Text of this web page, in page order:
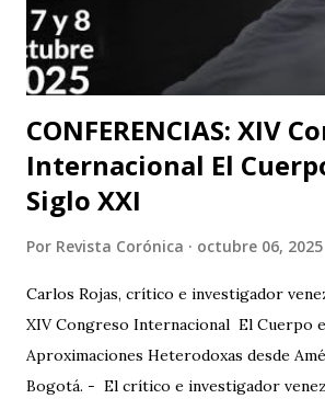
decisión que, por supuesto, no
respeto. Así es como suele decirse, con
que me ll...
CONFERENCIAS: XIV
Internacional El
Siglo XXI
Por Revista Corónica octubre 06, 2025
Carlos Rojas, crítico e investigador
XIV Congreso Internacional El Cuerpo
Aproximaciones Heterodoxas desde
Bogotá. - El crítico e investigador